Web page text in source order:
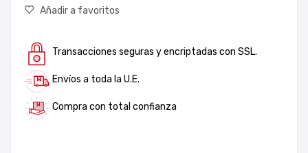
Añadir a favoritos
Transacciones seguras y encriptadas con SSL.
Envíos a toda la U.E.
Compra con total confianza